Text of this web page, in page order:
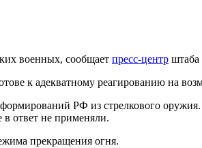
военных, сообщает пресс-центр
к адекватному реагированию на
РФ из стрелкового
ответ не применяли.
прекращения огня.